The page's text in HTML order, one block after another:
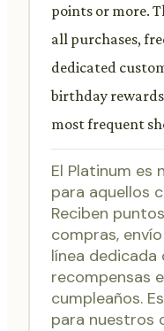
points or more.
all purchases,
dedicated
birthday
most frequent
El Platinum es
para aquellos
Reciben
compras,
línea
recompensas
cumpleaños.
para nuestros